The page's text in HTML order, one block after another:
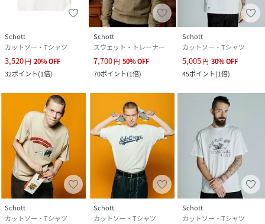
Schott
カットソー・Tシャツ
3,520円 20%OFF
32ポイント(1倍)
Schott
スウェット・トレーナー
7,700円 50%OFF
70ポイント(1倍)
Schott
カットソー・Tシャツ
5,005円 30%OFF
45ポイント(1倍)
Schott
カットソー・Tシャツ
Schott
カットソー・Tシャツ
Schott
カットソー・Tシャツ